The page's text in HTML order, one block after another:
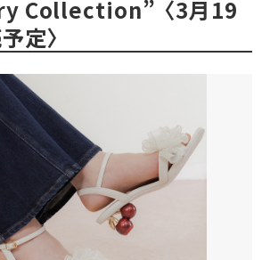
Collection” 〈3月19
定〉